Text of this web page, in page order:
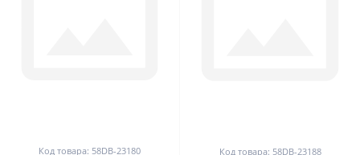
Код товара: 58DB-23180 Код товара: 58DB-23188